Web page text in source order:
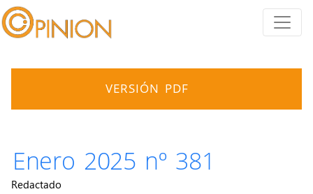
VERSIÓN PDF
Enero 2025 nº 381
Redactado